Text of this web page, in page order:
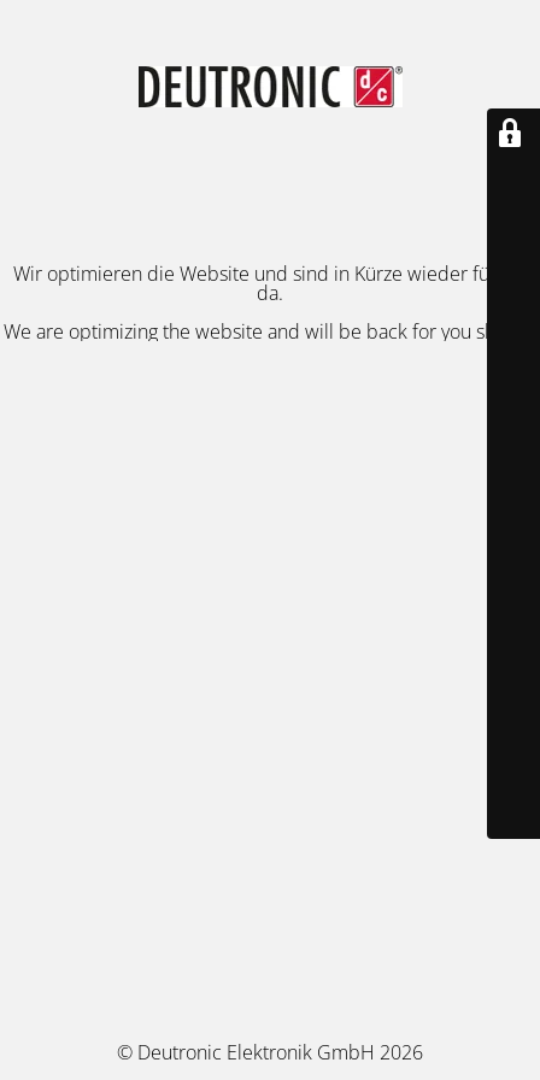
Wir optimieren die Website und sind in Kürze wieder für Sie
da.
We are optimizing the website and will be back for you shortly.
© Deutronic Elektronik GmbH 2026